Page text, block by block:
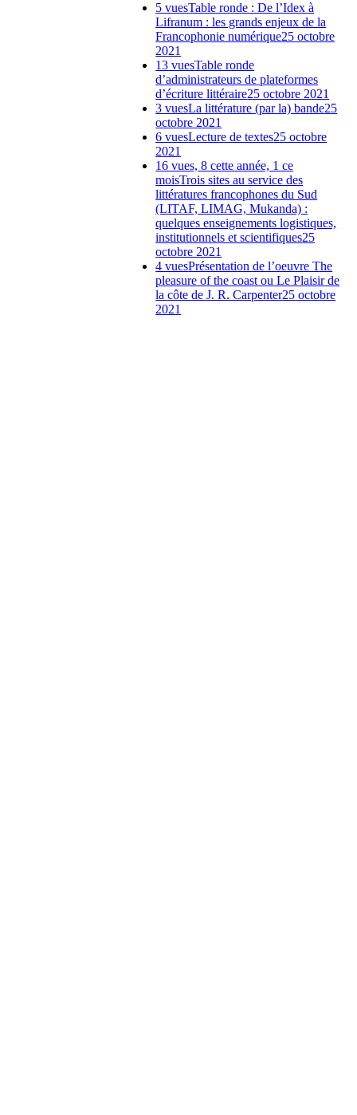
5 vuesTable ronde : De l’Idex à
Lifranum : les grands enjeux de la
Francophonie numérique25 octobre
2021
13 vuesTable ronde
d’administrateurs de plateformes
d’écriture littéraire25 octobre 2021
3 vuesLa littérature (par la) bande25
octobre 2021
6 vuesLecture de textes25 octobre
2021
16 vues, 8 cette année, 1 ce
moisTrois sites au service des
littératures francophones du Sud
(LITAF, LIMAG, Mukanda) :
quelques enseignements logistiques,
institutionnels et scientifiques25
octobre 2021
4 vuesPrésentation de l’oeuvre The
pleasure of the coast ou Le Plaisir de
la côte de J. R. Carpenter25 octobre
2021